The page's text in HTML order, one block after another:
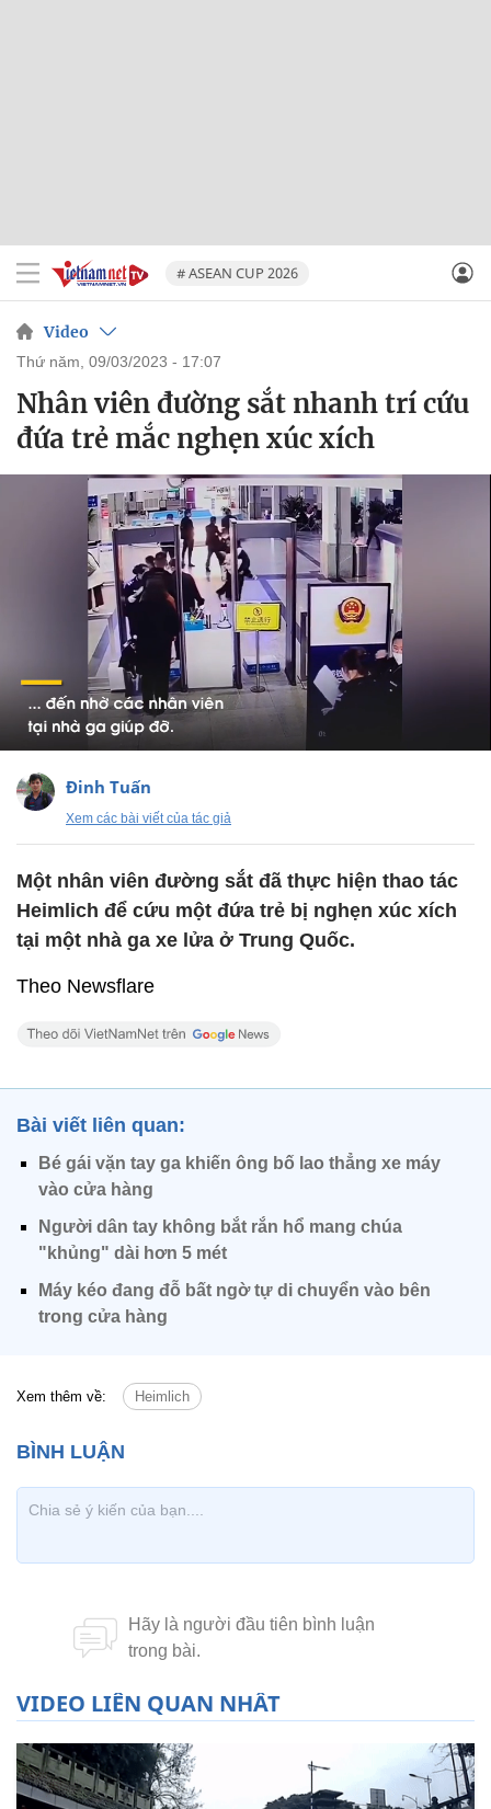
# ASEAN CUP 2026
Video
thứ năm, 09/03/2023 - 17:07
Nhân viên đường sắt nhanh trí cứu
đứa trẻ mắc nghẹn xúc xích
Đinh Tuấn
Xem các bài viết của tác giả
Một nhân viên đường sắt đã thực hiện thao tác
Heimlich để cứu một đứa trẻ bị nghẹn xúc xích
tại một nhà ga xe lửa ở Trung Quốc.
Theo Newsflare
Bài viết liên quan:
Bé gái vặn tay ga khiến ông bố lao thẳng xe máy
vào cửa hàng
Người dân tay không bắt rắn hổ mang chúa
"khủng" dài hơn 5 mét
Máy kéo đang đỗ bất ngờ tự di chuyển vào bên
trong cửa hàng
Xem thêm về: Heimlich
VIDEO LIÊN QUAN NHẤT